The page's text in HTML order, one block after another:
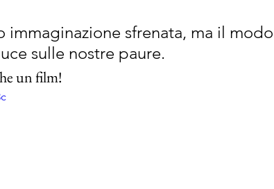
immaginazione sfrenata, ma il
sulle nostre paure.
un film!